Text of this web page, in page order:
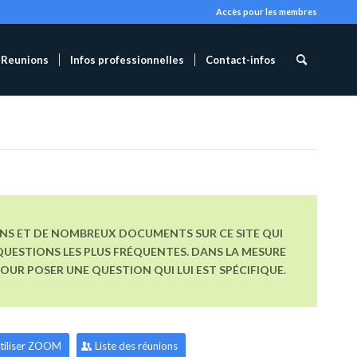
Accès pour les membres
Reunions Infos professionnelles Contact-infos
ET DE NOMBREUX DOCUMENTS SUR CE SITE QUI
LES PLUS FRÉQUENTES. DANS LA MESURE
POSER UNE QUESTION QUI LUI EST SPÉCIFIQUE.
ZOOM Liste des réunions